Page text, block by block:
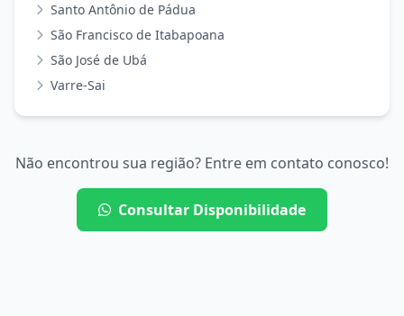
Santo Antônio de Pádua
São Francisco de Itabapoana
São José de Ubá
Varre-Sai
Não encontrou sua região? Entre em contato conosco!
Consultar Disponibilidade